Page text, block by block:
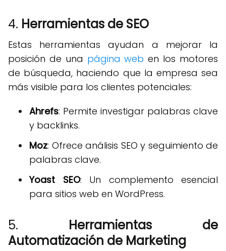
4. Herramientas de SEO
Estas herramientas ayudan a mejorar la
posición de una página web en los motores
de búsqueda, haciendo que la empresa sea
más visible para los clientes potenciales:
Ahrefs: Permite investigar palabras clave
y backlinks.
Moz: Ofrece análisis SEO y seguimiento de
palabras clave.
Yoast SEO: Un complemento esencial
para sitios web en WordPress.
5. Herramientas de
Automatización de Marketing